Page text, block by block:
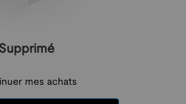
Supprimé
mes achats